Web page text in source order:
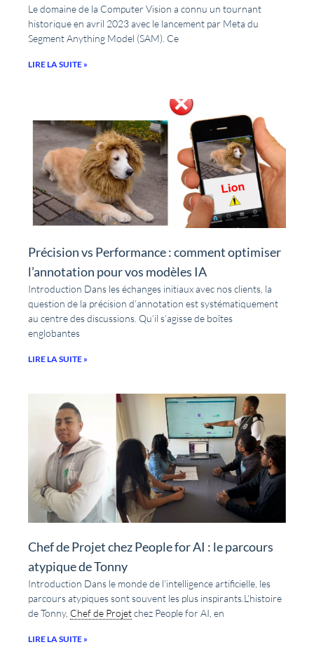
Le domaine de la Computer Vision a connu un tournant
historique en avril 2023 avec le lancement par Meta du
Segment Anything Model (SAM). Ce
LIRE LA SUITE »
Précision vs Performance : comment optimiser
l’annotation pour vos modèles IA
Introduction Dans les échanges initiaux avec nos clients, la
question de la précision d’annotation est systématiquement
au centre des discussions. Qu’il s’agisse de boîtes
englobantes
LIRE LA SUITE »
Chef de Projet chez People for AI : le parcours
atypique de Tonny
Introduction Dans le monde de l’intelligence artificielle, les
parcours atypiques sont souvent les plus inspirants.L’histoire
de Tonny, Chef de Projetchez People for AI, en
LIRE LA SUITE »